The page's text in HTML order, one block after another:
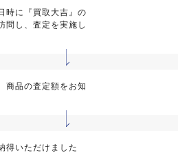
時に『買取大吉』の
問し、査定を実施し
商品の査定額をお知
得いただけました